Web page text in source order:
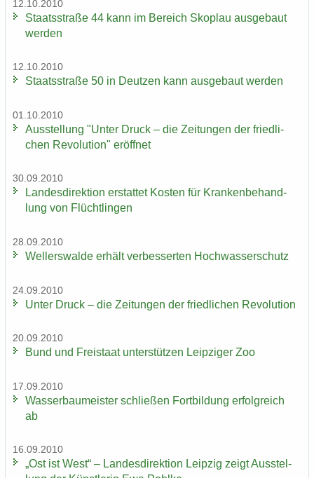
12.10.2010
Staats­stra­ße 44 kann im Be­reich Sko­plau aus­ge­baut
wer­den
12.10.2010
Staats­stra­ße 50 in Deut­zen kann aus­ge­baut wer­den
01.10.2010
Aus­stel­lung "Unter Druck – die Zei­tun­gen der fried­li­
chen Re­vo­lu­ti­on" er­öff­net
30.09.2010
Lan­des­di­rek­ti­on er­stat­tet Kos­ten für Kran­ken­be­hand­
lung von Flücht­lin­gen
28.09.2010
Wel­ler­s­wal­de er­hält ver­bes­ser­ten Hoch­was­ser­schutz
24.09.2010
Unter Druck – die Zei­tun­gen der fried­li­chen Re­vo­lu­ti­on
20.09.2010
Bund und Frei­staat un­ter­stüt­zen Leip­zi­ger Zoo
17.09.2010
Was­ser­bau­meis­ter schlie­ßen Fort­bil­dung er­folg­reich
ab
16.09.2010
„Ost ist West“ – Lan­des­di­rek­ti­on Leip­zig zeigt Aus­stel­